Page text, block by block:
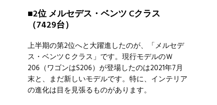
■2位 メルセデス・ベンツ Cクラス
（7429台）
上半期の第2位へと大躍進したのが、「メルセデ
ス・ベンツＣクラス」です。現行モデルのＷ
206（ワゴンはS206）が登場したのは2021年7月
末と、まだ新しいモデルです。特に、インテリア
の進化は目を見張るものがあります。